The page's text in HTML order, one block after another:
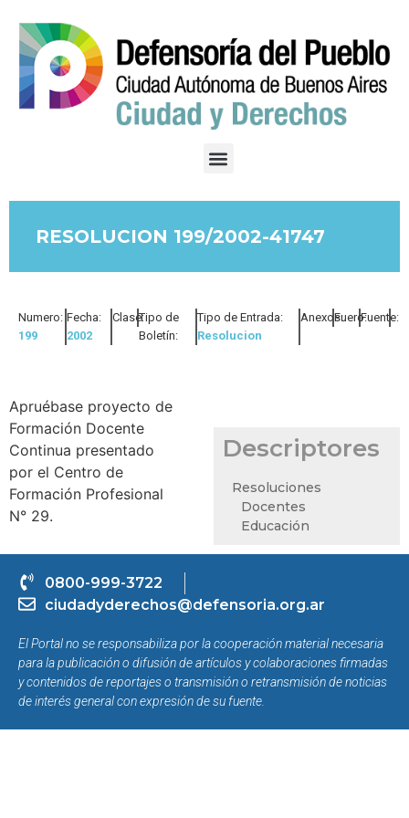
RESOLUCION 199/2002-41747
Numero:
199
Fecha:
2002
Clase:Tipo de
Boletín:
Tipo de Entrada:
Resolucion
Anexos:Fuero:Fuente:
Apruébase proyecto de
Formación Docente
Continua presentado
por el Centro de
Formación Profesional
N° 29.
Descriptores
Resoluciones
Docentes
Educación
0800-999-3722
ciudadyderechos@defensoria.org.ar
El Portal no se responsabiliza por la cooperación material necesaria
para la publicación o difusión de artículos y colaboraciones firmadas
y contenidos de reportajes o transmisión o retransmisión de noticias
de interés general con expresión de su fuente.